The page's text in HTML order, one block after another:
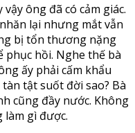
ông đã có cảm giác.
lại nhưng mắt vẫn
bị tổn thương nặng
phục hồi. Nghe thế bà
ấy phải cấm khẩu
tật suốt đời sao? Bà
cũng đầy nước. Không
gì được.